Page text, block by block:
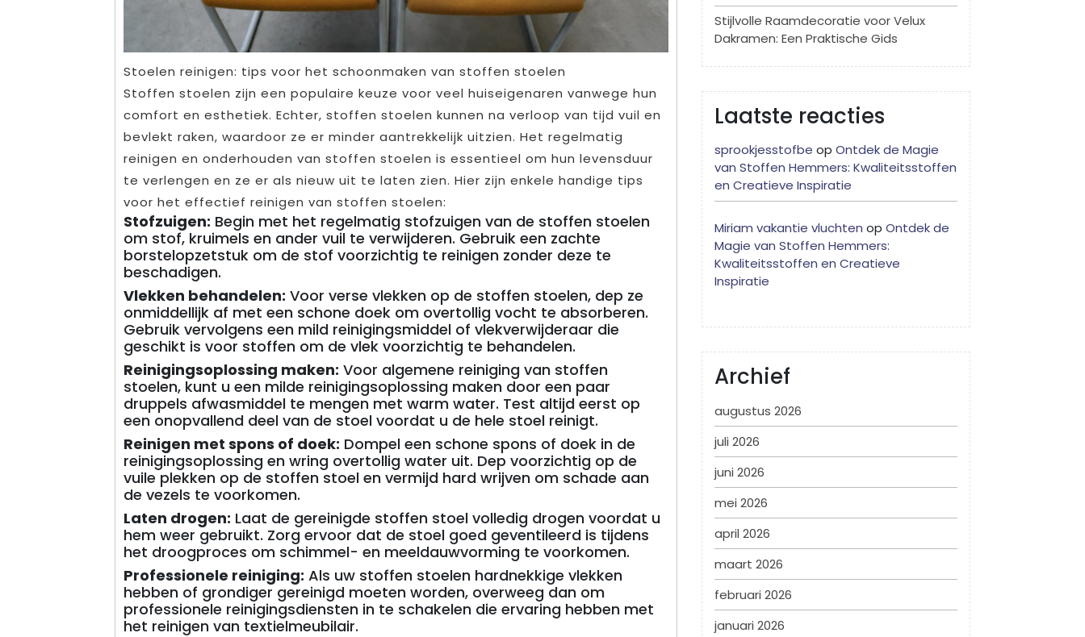
Stoelen reinigen: tips voor het schoonmaken van stoffen stoelen
Stoffen stoelen zijn een populaire keuze voor veel huiseigenaren vanwege hun
comfort en esthetiek. Echter, stoffen stoelen kunnen na verloop van tijd vuil en
bevlekt raken, waardoor ze er minder aantrekkelijk uitzien. Het regelmatig
reinigen en onderhouden van stoffen stoelen is essentieel om hun levensduur
te verlengen en ze er als nieuw uit te laten zien. Hier zijn enkele handige tips
voor het effectief reinigen van stoffen stoelen:
Stofzuigen: Begin met het regelmatig stofzuigen van de stoffen stoelen
om stof, kruimels en ander vuil te verwijderen. Gebruik een zachte
borstelopzetstuk om de stof voorzichtig te reinigen zonder deze te
beschadigen.
Vlekken behandelen: Voor verse vlekken op de stoffen stoelen, dep ze
onmiddellijk af met een schone doek om overtollig vocht te absorberen.
Gebruik vervolgens een mild reinigingsmiddel of vlekverwijderaar die
geschikt is voor stoffen om de vlek voorzichtig te behandelen.
Reinigingsoplossing maken: Voor algemene reiniging van stoffen
stoelen, kunt u een milde reinigingsoplossing maken door een paar
druppels afwasmiddel te mengen met warm water. Test altijd eerst op
een onopvallend deel van de stoel voordat u de hele stoel reinigt.
Reinigen met spons of doek: Dompel een schone spons of doek in de
reinigingsoplossing en wring overtollig water uit. Dep voorzichtig op de
vuile plekken op de stoffen stoel en vermijd hard wrijven om schade aan
de vezels te voorkomen.
Laten drogen: Laat de gereinigde stoffen stoel volledig drogen voordat u
hem weer gebruikt. Zorg ervoor dat de stoel goed geventileerd is tijdens
het droogproces om schimmel- en meeldauwvorming te voorkomen.
Professionele reiniging: Als uw stoffen stoelen hardnekkige vlekken
hebben of grondiger gereinigd moeten worden, overweeg dan om
professionele reinigingsdiensten in te schakelen die ervaring hebben met
het reinigen van textielmeubilair.
Stijlvolle Raamdecoratie voor Velux
Dakramen: Een Praktische Gids
Laatste reacties
sprookjesstofbe op Ontdek de Magie
van Stoffen Hemmers: Kwaliteitsstoffen
en Creatieve Inspiratie
Miriam vakantie vluchten op Ontdek de
Magie van Stoffen Hemmers:
Kwaliteitsstoffen en Creatieve
Inspiratie
Archief
augustus 2026
juli 2026
juni 2026
mei 2026
april 2026
maart 2026
februari 2026
januari 2026